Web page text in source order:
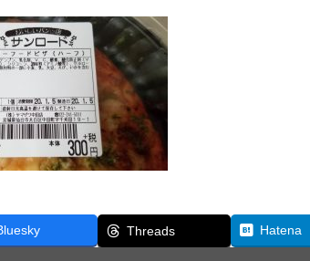
Threads Hatena